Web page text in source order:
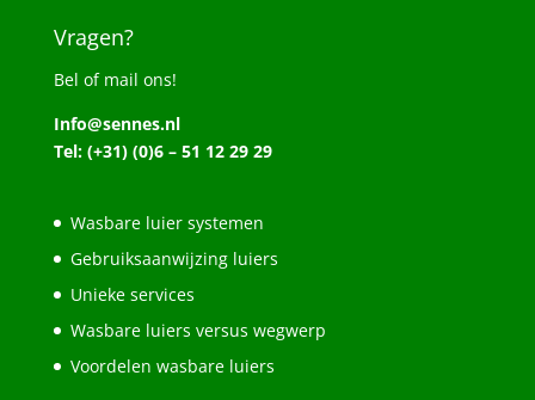
Vragen?
Bel of mail ons!
Info@sennes.nl
Tel: (+31) (0)6 – 51 12 29 29
Wasbare luier systemen
Gebruiksaanwijzing luiers
Unieke services
Wasbare luiers versus wegwerp
Voordelen wasbare luiers